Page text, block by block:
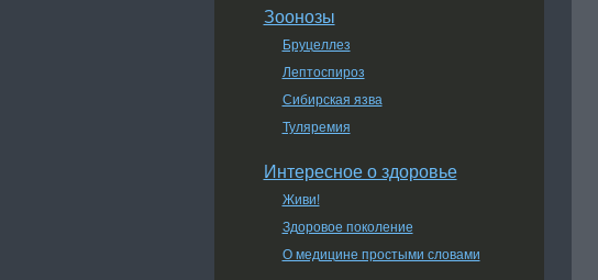
Зоонозы
Бруцеллез
Лептоспироз
Сибирская язва
Туляремия
Интересное о здоровье
Живи!
Здоровое поколение
О медицине простыми словами